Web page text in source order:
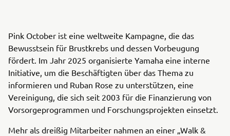
Pink October ist eine weltweite Kampagne, die das
Bewusstsein für Brustkrebs und dessen Vorbeugung
fördert. Im Jahr 2025 organisierte Yamaha eine interne
Initiative, um die Beschäftigten über das Thema zu
informieren und Ruban Rose zu unterstützen, eine
Vereinigung, die sich seit 2003 für die Finanzierung von
Vorsorgeprogrammen und Forschungsprojekten einsetzt.
Mehr als dreißig Mitarbeiter nahmen an einer „Walk &